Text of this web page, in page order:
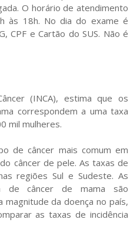
O horário de atendimento
às 18h. No dia do exame é
CPF e Cartão do SUS. Não é
(INCA), estima que os
correspondem a uma taxa
mil mulheres.
de câncer mais comum em
câncer de pele. As taxas de
regiões Sul e Sudeste. As
de câncer de mama são
da doença no país,
as taxas de incidência